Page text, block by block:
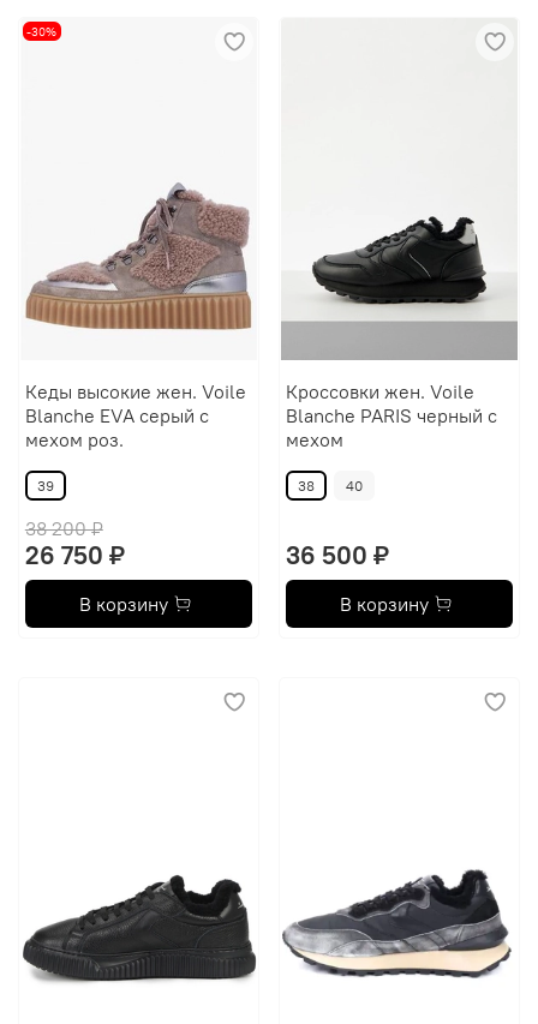
-30%
Кеды высокие жен. Voile
Blanche EVA серый с
мехом роз.
39
38 200 ₽
26 750 ₽
В корзину
Кроссовки жен. Voile
Blanche PARIS черный с
мехом
38 40
36 500 ₽
В корзину